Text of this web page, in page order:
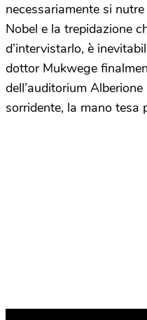
necessariamente si
Nobel e la trepidazione
d’intervistarlo, è
dottor Mukwege
dell’auditorium Alberione
sorridente, la mano tesa